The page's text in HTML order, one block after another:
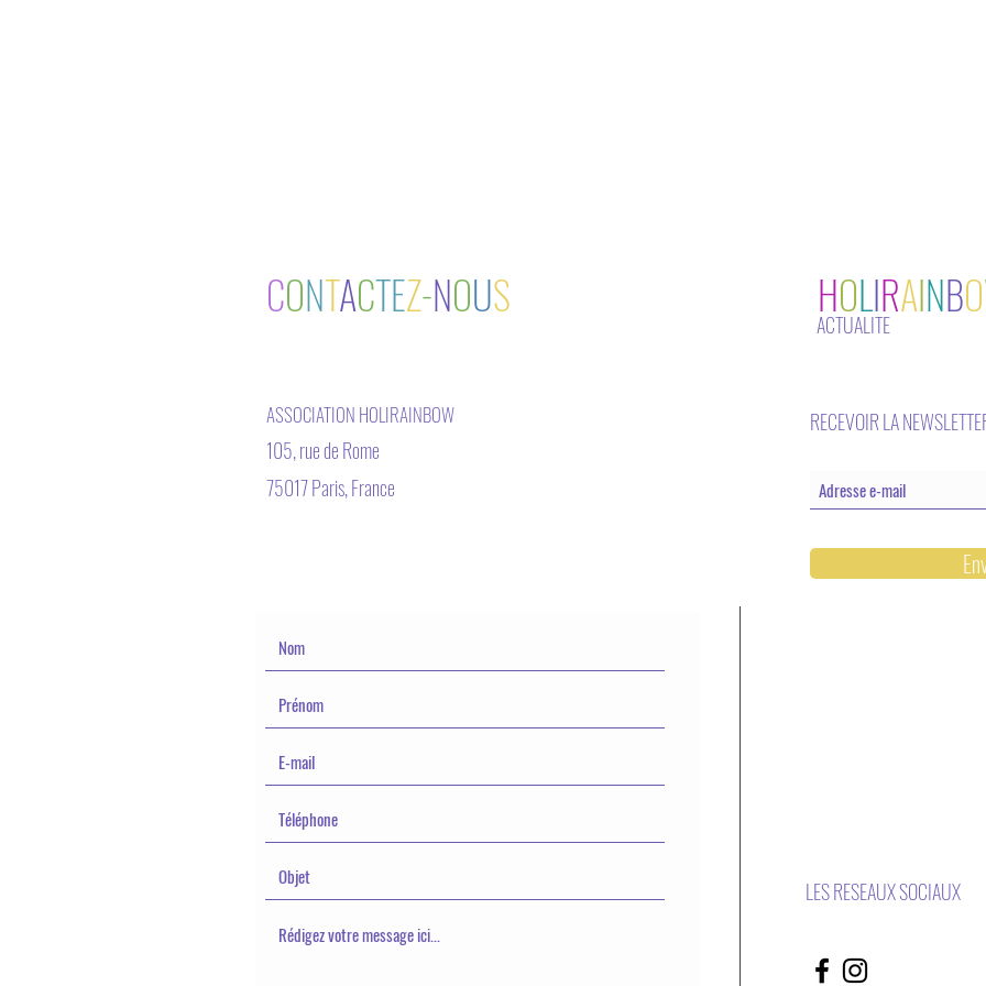
CONTACTEZ-NOUS
ASSOCIATION HOLIRAINBOW
105, rue de Rome
75017 Paris, France
HOLIRAINBO
ACTUALITE
RECEVOIR LA
LES RESEAUX SOCIAUX